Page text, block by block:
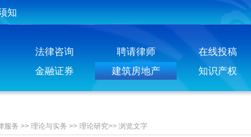
知
法律咨询 聘请律师 在线投稿
金融证券 建筑房地产 知识产权
服务 >> 理论与实务 >> 理论研究>> 浏览文字